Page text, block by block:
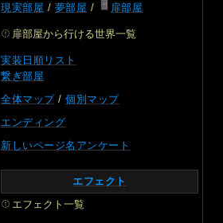
現実部屋 / 夢部屋 / 扉部屋
扉部屋から行ける世界一覧
実装日順リスト
繋ぎ部屋
全体マップ/個別マップ
エンディング
新しいページ名アンケート
エフェクト
エフェクト一覧